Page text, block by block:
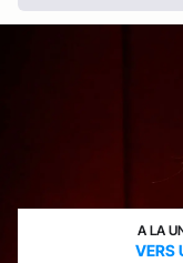
A LA
VERS